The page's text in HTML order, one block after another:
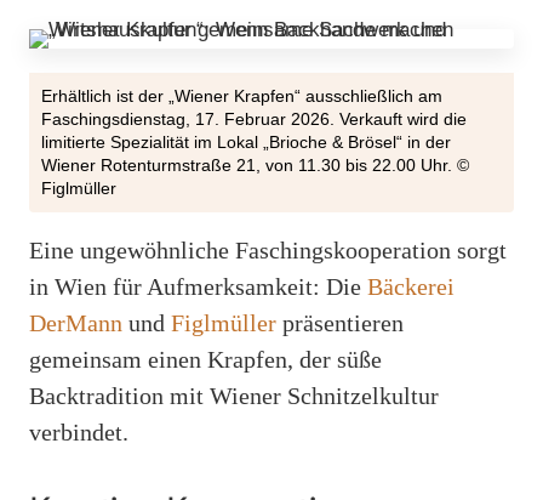
Erhältlich ist der „Wiener Krapfen“ ausschließlich am
Faschingsdienstag, 17. Februar 2026. Verkauft wird die
limitierte Spezialität im Lokal „Brioche & Brösel“ in der
Wiener Rotenturmstraße 21, von 11.30 bis 22.00 Uhr. ©
Figlmüller
Eine ungewöhnliche Faschingskooperation sorgt
in Wien für Aufmerksamkeit: Die Bäckerei
DerMann und Figlmüller präsentieren
gemeinsam einen Krapfen, der süße
Backtradition mit Wiener Schnitzelkultur
verbindet.